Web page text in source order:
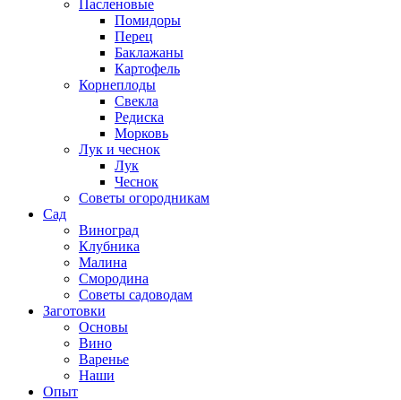
Пасленовые
Помидоры
Перец
Баклажаны
Картофель
Корнеплоды
Свекла
Редиска
Морковь
Лук и чеснок
Лук
Чеснок
Советы огородникам
Сад
Виноград
Клубника
Малина
Смородина
Советы садоводам
Заготовки
Основы
Вино
Варенье
Наши
Опыт